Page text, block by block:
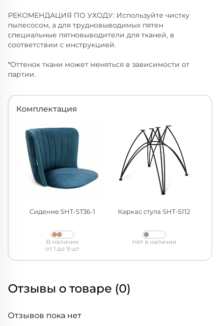
РЕКОМЕНДАЦИЯ ПО УХОДУ: Используйте чистку
пылесосом, а для трудновыводимых пятен
специальные пятновыводители для тканей, в
соответствии с инструкцией.
*Оттенок ткани может меняться в зависимости от
партии.
Комплектация
Сидение SHT-ST36-1
В наличии
от 1 до 9 шт
Каркас стула SHT-S112
Нет в наличии
Отзывы о товаре (0)
Отзывов пока нет